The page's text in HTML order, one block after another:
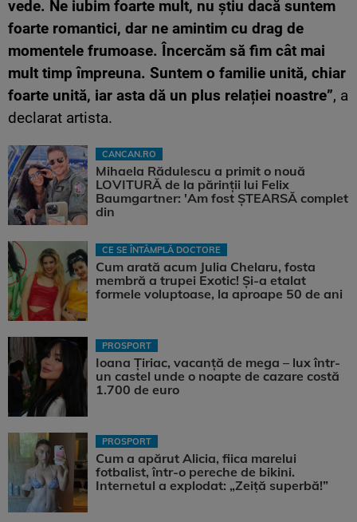
vede. Ne iubim foarte mult, nu știu dacă suntem
foarte romantici, dar ne amintim cu drag de
momentele frumoase. Încercăm să fim cât mai
mult timp împreuna. Suntem o familie unită, chiar
foarte unită, iar asta dă un plus relației noastre”, a
declarat artista.
CANCAN.RO
Mihaela Rădulescu a primit o nouă
LOVITURĂ de la părinții lui Felix
Baumgartner: 'Am fost ȘTEARSĂ complet
din
CE SE ÎNTÂMPLĂ DOCTORE
Cum arată acum Julia Chelaru, fosta
membră a trupei Exotic! Și-a etalat
formele voluptoase, la aproape 50 de ani
PROSPORT
Ioana Țiriac, vacanță de mega – lux într-
un castel unde o noapte de cazare costă
1.700 de euro
PROSPORT
Cum a apărut Alicia, fiica marelui
fotbalist, într-o pereche de bikini.
Internetul a explodat: „Zeiță superbă!”